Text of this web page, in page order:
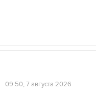
09:50, 7 августа 2026